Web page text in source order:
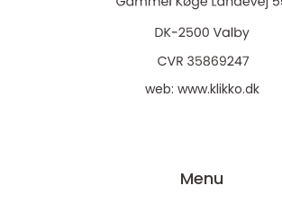
web: www.klikko.dk
Menu